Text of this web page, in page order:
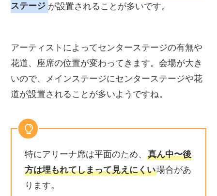
ステージ が設置されることが多いです。
アーティストによってセンターステージの有無や
花道、座席の位置が変わってきます。会場が大き
いので、メインステージにセンターステージや花
道が設置されることが多いようですね。
特にアリーナ席は平面のため、真ん中〜後
方は埋もれてしまって見えにくい場合があ
ります。